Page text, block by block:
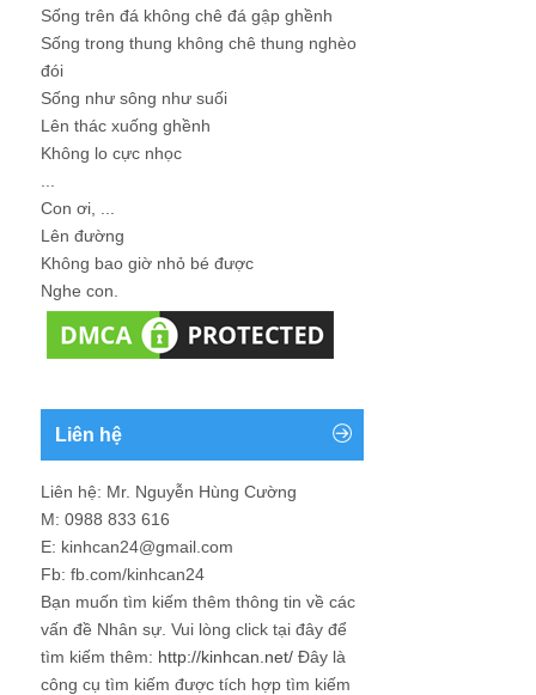
Sống trên đá không chê đá gập ghềnh
Sống trong thung không chê thung nghèo
đói
Sống như sông như suối
Lên thác xuống ghềnh
Không lo cực nhọc
Con ơi, ...
Lên đường
Không bao giờ nhỏ bé được
Nghe con.
Liên hệ
Liên hệ: Mr. Nguyễn Hùng Cường
M: 0988 833 616
E: kinhcan24@gmail.com
Fb: fb.com/kinhcan24
Bạn muốn tìm kiếm thêm thông tin về các
vấn đề Nhân sự . Vui lòng click tại đây để
tìm kiếm thêm: http://kinhcan.net/ Đây là
công cụ tìm kiếm được tích hợp tìm kiếm